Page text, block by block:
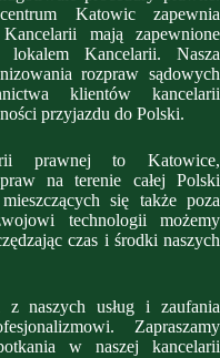
Katowic zapewnia
mają zapewnione
lokalem Kancelarii. Nasza
rozpraw sądowych
klientów kancelarii
przyjazdu do Polski.
prawnej to Katowice,
na terenie całej Polski
się także poza
technologii możemy
czas i środki naszych
z naszych usług i zaufania
Zapraszamy
w naszej kancelarii